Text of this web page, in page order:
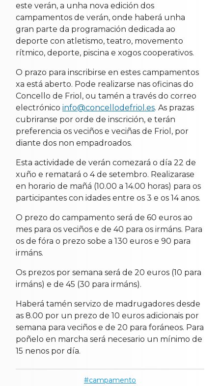
este verán, a unha nova edición dos
campamentos de verán, onde haberá unha
gran parte da programación dedicada ao
deporte con atletismo, teatro, movemento
rítmico, deporte, piscina e xogos cooperativos.
O prazo para inscribirse en estes campamentos
xa está aberto. Pode realizarse nas oficinas do
Concello de Friol, ou tamén a través do correo
electrónico info@concellodefriol.es. As prazas
cubriranse por orde de inscrición, e terán
preferencia os veciños e veciñas de Friol, por
diante dos non empadroados.
Esta actividade de verán comezará o día 22 de
xuño e rematará o 4 de setembro. Realizarase
en horario de mañá (10.00 a 14.00 horas) para os
participantes con idades entre os 3 e os 14 anos.
O prezo do campamento será de 60 euros ao
mes para os veciños e de 40 para os irmáns. Para
os de fóra o prezo sobe a 130 euros e 90 para
irmáns.
Os prezos por semana será de 20 euros (10 para
irmáns) e de 45 (30 para irmáns).
Haberá tamén servizo de madrugadores desde
as 8.00 por un prezo de 10 euros adicionais por
semana para veciños e de 20 para foráneos. Para
poñelo en marcha será necesario un mínimo de
15 nenos por día.
campamento